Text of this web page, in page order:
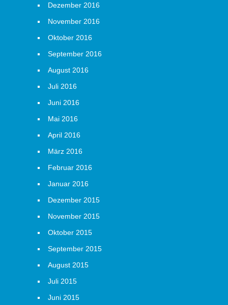
Dezember 2016
November 2016
Oktober 2016
September 2016
August 2016
Juli 2016
Juni 2016
Mai 2016
April 2016
März 2016
Februar 2016
Januar 2016
Dezember 2015
November 2015
Oktober 2015
September 2015
August 2015
Juli 2015
Juni 2015